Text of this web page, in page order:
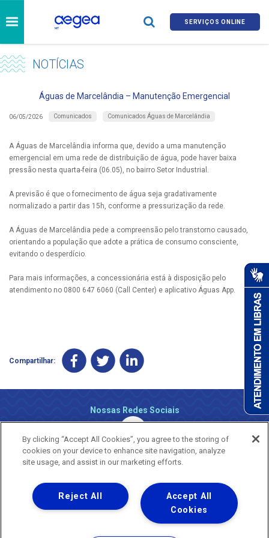
SERVIÇOS ONLINE
NOTÍCIAS
Águas de Marcelândia – Manutenção Emergencial
06/05/2026 Comunicados Comunicados Águas de Marcelândia
A Águas de Marcelândia informa que, devido a uma manutenção
emergencial em uma rede de distribuição de água, pode haver baixa
pressão nesta quarta-feira (06.05), no bairro Setor Industrial.
A previsão é que o fornecimento de água seja gradativamente
normalizado a partir das 15h, conforme a pressurização da rede.
A Águas de Marcelândia pede a compreensão pelo transtorno causado,
orientando a população que adote a prática de consumo consciente,
evitando o desperdício.
Para mais informações, a concessionária está à disposição pelo
atendimento no 0800 647 6060 (Call Center) e aplicativo Águas App.
Compartilhar:
Nossas Redes Sociais
Uma empresa
Copyright ® 2026 - Todos os Direitos Reservados.
Nossa natureza movimenta a vida
By clicking “Accept All Cookies”, you agree to the storing of
cookies on your device to enhance site navigation, analyze
site usage, and assist in our marketing efforts.
Accept All
Cookies
Reject All